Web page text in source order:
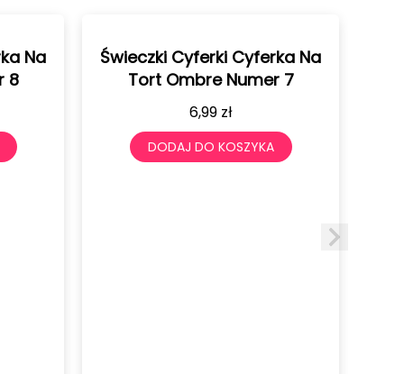
Na
8
Świeczki Cyferki Cyferka Na
Tort Ombre Numer 7
6,99 zł
DODAJ DO KOSZYKA